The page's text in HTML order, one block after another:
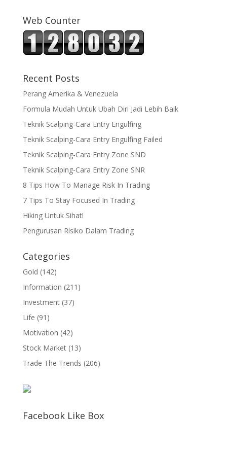
Web Counter
Recent Posts
Perang Amerika & Venezuela
Formula Mudah Untuk Ubah Diri Jadi Lebih Baik
Teknik Scalping-Cara Entry Engulfing
Teknik Scalping-Cara Entry Engulfing Failed
Teknik Scalping-Cara Entry Zone SND
Teknik Scalping-Cara Entry Zone SNR
8 Tips How To Manage Risk In Trading
7 Tips To Stay Focused In Trading
Hiking Untuk Sihat!
Pengurusan Risiko Dalam Trading
Categories
Gold (142)
Information (211)
Investment(37)
Life (91)
Motivation (42)
Stock Market(13)
Trade The Trends (206)
Facebook Like Box